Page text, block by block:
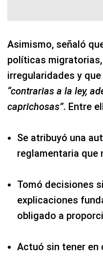
Asimismo, señaló
políticas
irregularidades y
“contrarias a la ley,
caprichosas”. Entre
Se atribuyó una
reglamentaria que
Tomó decisiones
explicaciones
obligado a
Actuó sin tener en